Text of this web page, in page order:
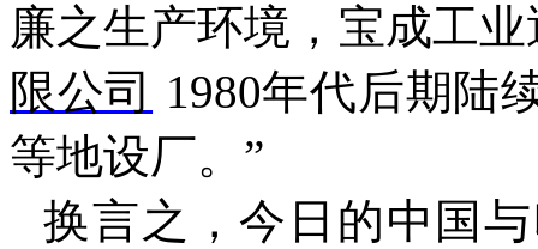
廉之生产环境，宝成工
限公司 1980年代后期陆
等地设厂。 ”
换言之，今日的中国